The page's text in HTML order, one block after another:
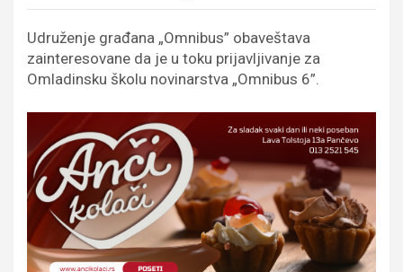
Udruženje građana „Omnibus” obaveštava
zainteresovane da je u toku prijavljivanje za
Omladinsku školu novinarstva „Omnibus 6”.